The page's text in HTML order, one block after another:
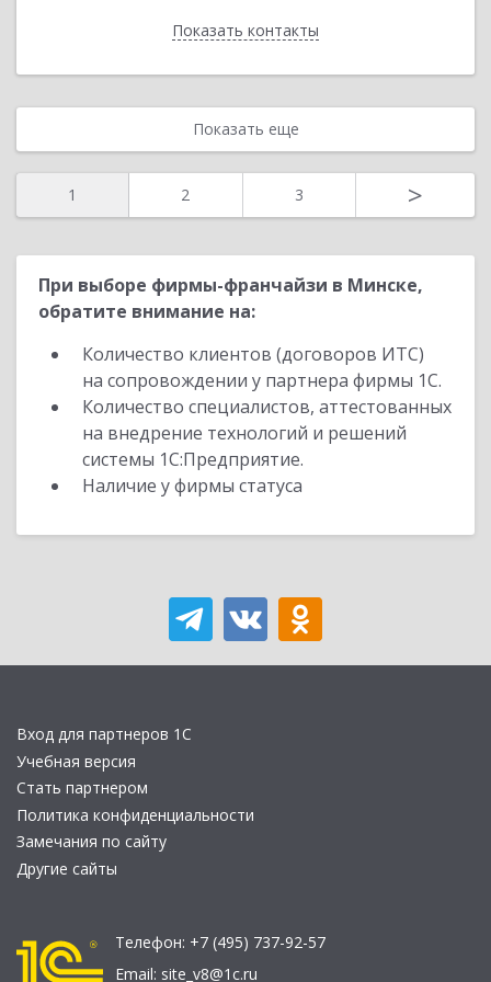
Показать контакты
Назад
Показать еще
1 2 3 >
При выборе фирмы-франчайзи в Минске,
обратите внимание на:
Количество клиентов (договоров ИТС)
на сопровождении у партнера фирмы 1С.
Количество специалистов, аттестованных
на внедрение технологий и решений
системы 1С:Предприятие.
Наличие у фирмы статуса
Вход для партнеров 1С
Учебная версия
Стать партнером
Политика конфиденциальности
Замечания по сайту
Другие сайты
Телефон: +7 (495) 737-92-57
Email: site_v8@1c.ru